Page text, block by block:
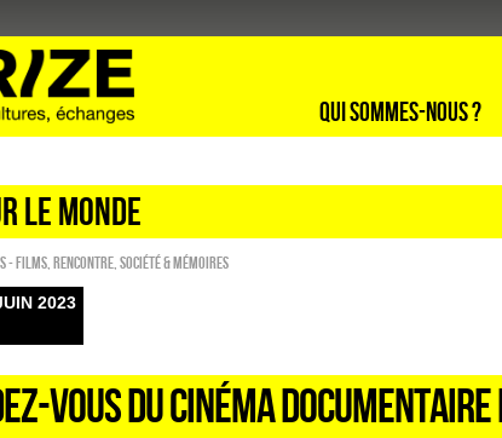
Qui sommes-nous ?
LE MONDE
- FILMS Rencontre Société & Mémoires
2023
VOUS DU CINÉMA DOCUMENTAIRE